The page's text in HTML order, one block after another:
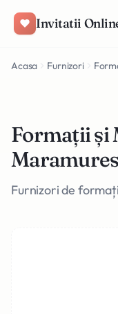
Invitatii
Acasa Furnizori
Formații și
Maramures
Furnizori de